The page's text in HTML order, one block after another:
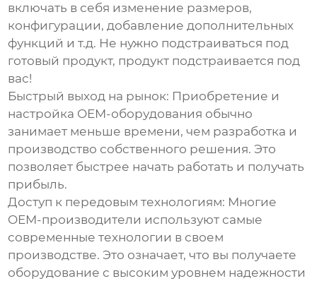
включать в себя изменение размеров,
конфигурации, добавление дополнительных
функций и т.д. Не нужно подстраиваться под
готовый продукт, продукт подстраивается под
вас!
Быстрый выход на рынок: Приобретение и
настройка OEM-оборудования обычно
занимает меньше времени, чем разработка и
производство собственного решения. Это
позволяет быстрее начать работать и получать
прибыль.
Доступ к передовым технологиям: Многие
OEM-производители используют самые
современные технологии в своем
производстве. Это означает, что вы получаете
оборудование с высоким уровнем надежности